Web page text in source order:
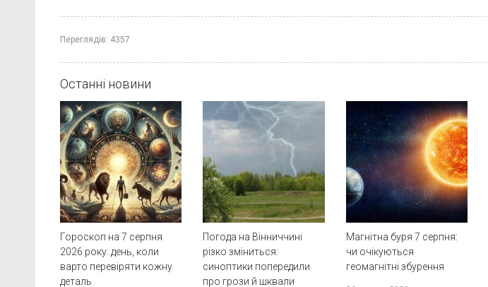
Переглядів: 4357
Останні новини
Гороскоп на 7 серпня
2026 року: день, коли
варто перевіряти кожну
деталь
Погода на Вінниччині
різко зміниться:
синоптики попередили
про грози й шквали
Магнітна буря 7 серпня:
чи очікуються
геомагнітні збурення